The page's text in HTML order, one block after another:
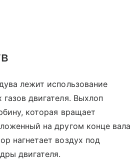
лежит использование
двигателя. Выхлоп
которая вращает
на другом конце вала
нагнетает воздух под
двигателя.